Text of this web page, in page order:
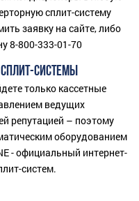
сплит-систему
заявку на сайте, либо
8-800-333-01-70
СИСТЕМЫ
только кассетные
ведущих
репутацией – поэтому
оборудованием
- официальный интернет-
систем.